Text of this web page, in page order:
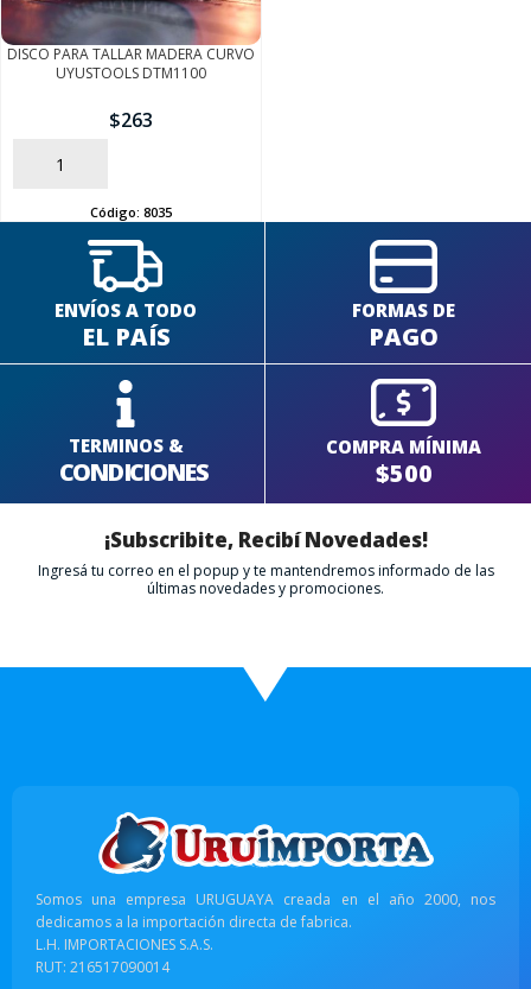
DISCO PARA TALLAR MADERA CURVO
UYUSTOOLS DTM1100
$263
AÑADIR
Código: 8035
ENVÍOS A TODO
EL PAÍS
FORMAS DE
PAGO
TERMINOS &
CONDICIONES
COMPRA MÍNIMA
$500
¡Subscribite, Recibí Novedades!
Ingresá tu correo en el popup y te mantendremos informado de las
últimas novedades y promociones.
Somos una empresa URUGUAYA creada en el año 2000, nos
dedicamos a la importación directa de fabrica.
L.H. IMPORTACIONES S.A.S.
RUT: 216517090014